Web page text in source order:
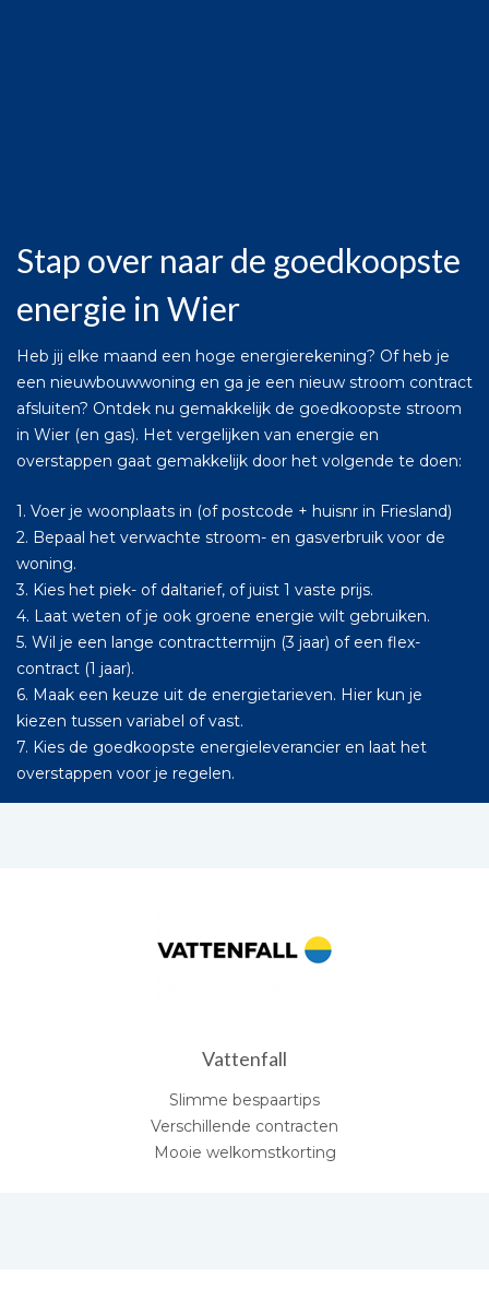
Stap over naar de goedkoopste
energie in Wier
Heb jij elke maand een hoge energierekening? Of heb je
een nieuwbouwwoning en ga je een nieuw stroom contract
afsluiten? Ontdek nu gemakkelijk de goedkoopste stroom
in Wier (en gas). Het vergelijken van energie en
overstappen gaat gemakkelijk door het volgende te doen:
1. Voer je woonplaats in (of postcode + huisnr in Friesland)
2. Bepaal het verwachte stroom- en gasverbruik voor de
woning.
3. Kies het piek- of daltarief, of juist 1 vaste prijs.
4. Laat weten of je ook groene energie wilt gebruiken.
5. Wil je een lange contracttermijn (3 jaar) of een flex-
contract (1 jaar).
6. Maak een keuze uit de energietarieven. Hier kun je
kiezen tussen variabel of vast.
7. Kies de goedkoopste energieleverancier en laat het
overstappen voor je regelen.
Vattenfall
Slimme bespaartips
Verschillende contracten
Mooie welkomstkorting